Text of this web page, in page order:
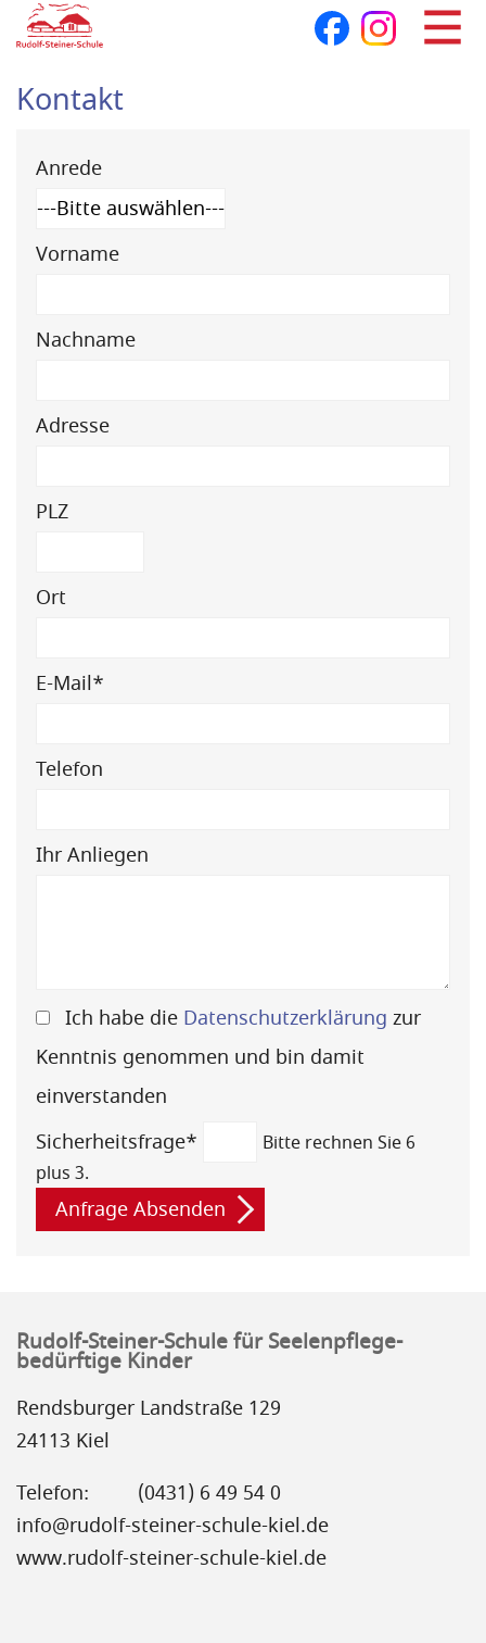
Navigation
überspringen
Kontakt
Anrede
Vorname
Nachname
Adresse
PLZ
Ort
Pflichtfeld
E-Mail*
Telefon
Ihr Anliegen
Ich habe die Datenschutzerklärung zur
Kenntnis genommen und bin damit
einverstanden
Pflichtfeld
Sicherheitsfrage*
Bitte rechnen Sie 6
plus 3.
Anfrage Absenden
Rudolf-Steiner-Schule für Seelenpflege-
bedürftige Kinder
Rendsburger Landstraße 129
24113 Kiel
Telefon:
(0431) 6 49 54 0
info@rudolf-steiner-schule-kiel.de
www.rudolf-steiner-schule-kiel.de